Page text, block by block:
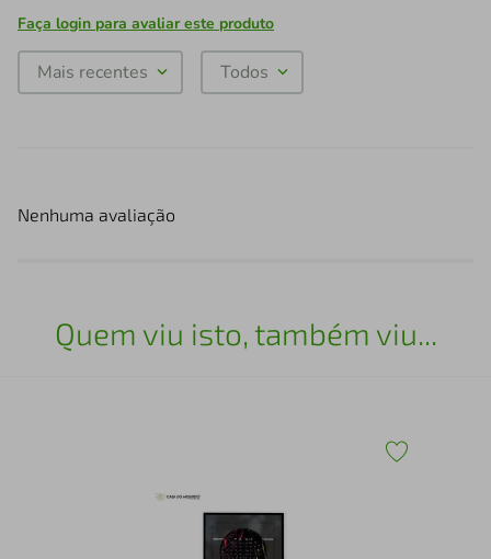
Faça login para avaliar este produto
Mais recentes Todos
Nenhuma avaliação
Quem viu isto, também viu...